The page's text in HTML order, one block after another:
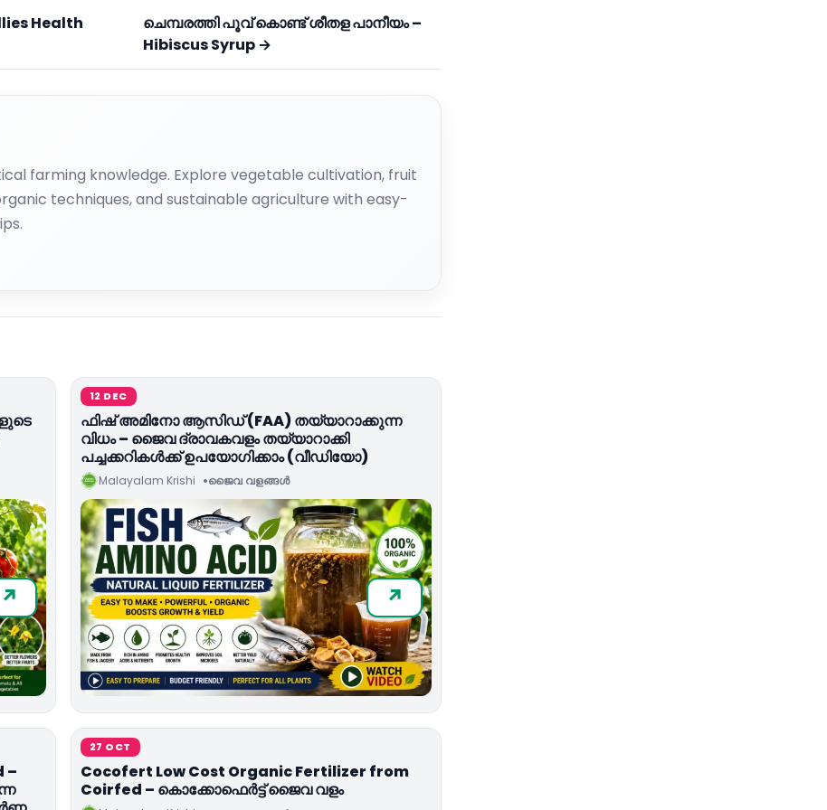
Health
ചെമ്പരത്തി പൂവ് കൊണ്ട് ശീതള പാനീയം –
Hibiscus Syrup →
farming knowledge. Explore vegetable cultivation, fruit
techniques, and sustainable agriculture with easy-
12 DEC
ഫിഷ് അമിനോ ആസിഡ് (FAA) തയ്യാറാക്കുന്ന
വിധം – ജൈവ ദ്രാവകവളം തയ്യാറാക്കി
പച്ചക്കറികൾക്ക് ഉപയോഗിക്കാം (വീഡിയോ)
Malayalam Krishi ജൈവ വളങ്ങള്‍
–
27 OCT
Cocofert Low Cost Organic Fertilizer from
Coirfed – കൊക്കോഫെര്‍ട്ട് ജൈവ വളം